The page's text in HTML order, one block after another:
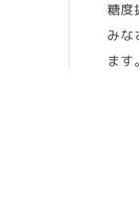
糖度
みな
ます。